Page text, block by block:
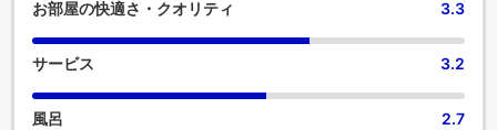
お部屋の快適さ・クオリティ 3.3
サービス 3.2
風呂 2.7